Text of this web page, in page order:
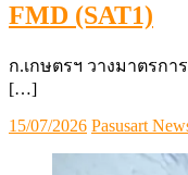
FMD (SAT1)
ก.เกษตรฯ วางมาตรกา
[…]
Posted
15/07/2026 Author
Pasusart